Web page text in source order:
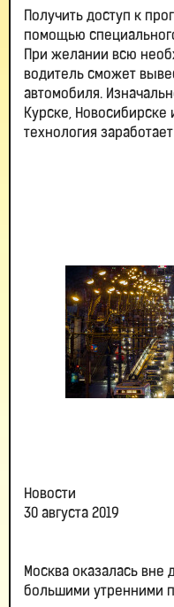
Получить доступ к
помощью
При желании всю
водитель сможет
автомобиля.
Курске,
технология
Новости
30 августа 2019
Москва оказалась вне
большими утренними